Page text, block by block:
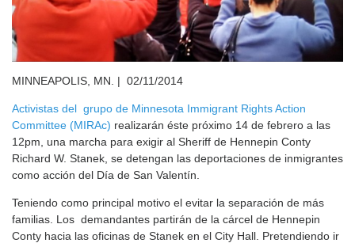
MINNEAPOLIS, MN. | 02/11/2014
Activistas del grupo de Minnesota Immigrant Rights Action
Committee (MIRAc) realizarán éste próximo 14 de febrero a las
12pm, una marcha para exigir al Sheriff de Hennepin Conty
Richard W. Stanek, se detengan las deportaciones de inmigrantes
como acción del Día de San Valentín.
Teniendo como principal motivo el evitar la separación de más
familias. Los demandantes partirán de la cárcel de Hennepin
Conty hacia las oficinas de Stanek en el City Hall. Pretendiendo ir